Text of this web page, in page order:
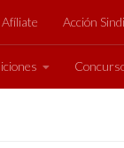
Afíliate Acción